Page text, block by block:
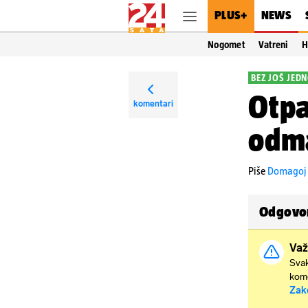
PLUS+ NEWS
Nogomet Vatreni
komentari
BEZ JOŠ
Piše